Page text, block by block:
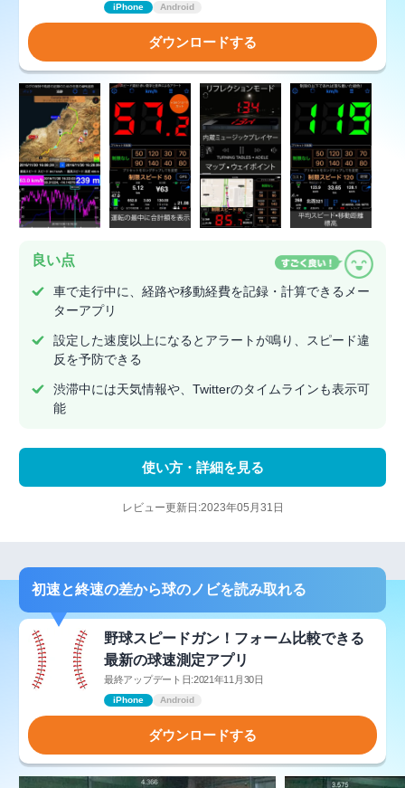
iPhone Android
ダウンロードする
良い点
車で走行中に、経路や移動経費を記録・計算できるメー
ターアプリ
設定した速度以上になるとアラートが鳴り、スピード違
反を予防できる
渋滞中には天気情報や、Twitterのタイムラインも表示可
能
使い方・詳細を見る
レビュー更新日:2023年05月31日
初速と終速の差から球のノビを読み取れる
野球スピードガン！フォーム比較できる
最新の球速測定アプリ
最終アップデート日:2021年11月30日
iPhone Android
ダウンロードする